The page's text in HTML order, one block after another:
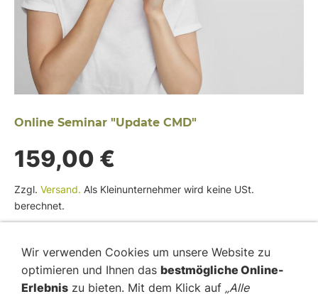
Online Seminar "Update CMD"
159,00 €
Zzgl. Versand. Als Kleinunternehmer wird keine USt.
berechnet.
In den Warenkorb
Für später merken
Wir verwenden Cookies um unsere Website zu
optimieren und Ihnen das bestmögliche Online-
Erlebnis zu bieten. Mit dem Klick auf „Alle